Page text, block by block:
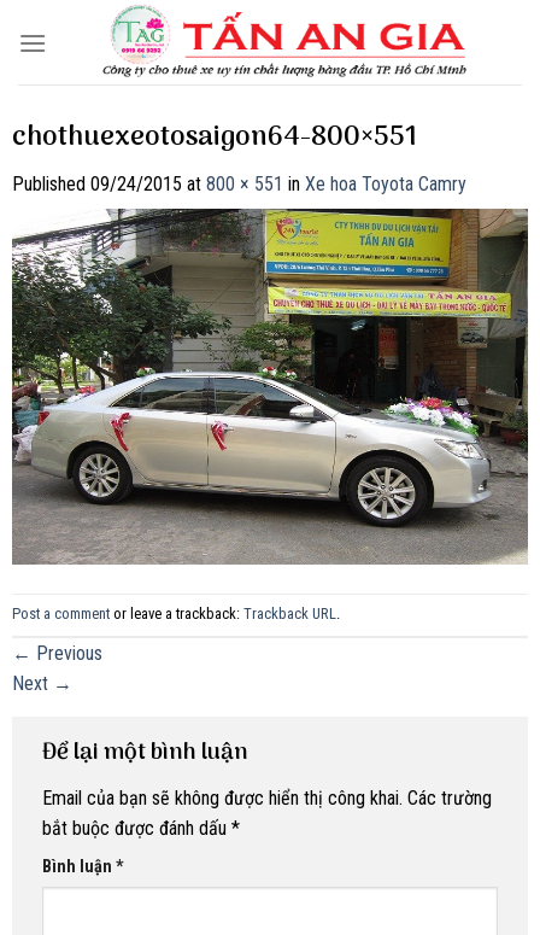
chothuexeotosaigon64-800×551
Published 09/24/2015 at 800 × 551 in Xe hoa Toyota Camry
Post a comment or leave a trackback: Trackback URL.
← Previous
Next →
Để lại một bình luận
Email của bạn sẽ không được hiển thị công khai. Các trường
bắt buộc được đánh dấu *
Bình luận *